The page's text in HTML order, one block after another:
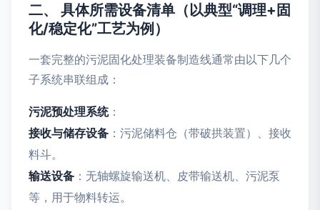
二、 具体所需设备清单（以典型“调理+固
化/稳定化”工艺为例）
一套完整的污泥固化处理装备制造线通常由以下几个
子系统串联组成：
污泥预处理系统：
接收与储存设备 ：污泥储料仓（带破拱装置）、接收
料斗。
输送设备 ：无轴螺旋输送机、皮带输送机、污泥泵
等，用于物料转运。